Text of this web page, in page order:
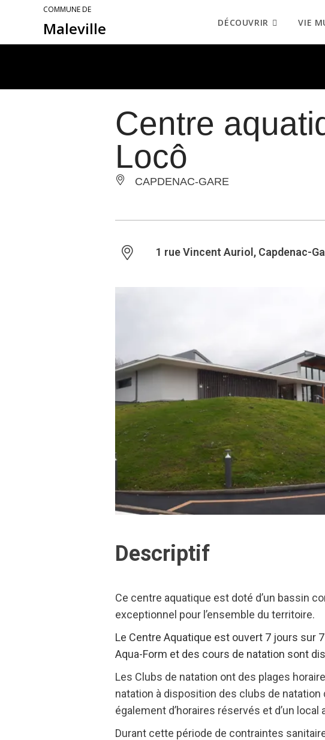
COMMUNE DE
Maleville DÉCOUVRIR VIE
Centre
Locô
CAPDENAC-GARE
1 rue Vincent Auriol, Capdenac-
Descriptif
Ce centre aquatique est doté d’un bassin
exceptionnel pour l’ensemble du territoire.
Le Centre Aquatique est ouvert 7 jours sur
Aqua-Form et des cours de natation sont
Les Clubs de natation ont des plages
natation à disposition des clubs de
également d’horaires réservés et d’un
Durant cette période de contraintes